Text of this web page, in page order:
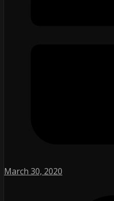
March 30, 2020